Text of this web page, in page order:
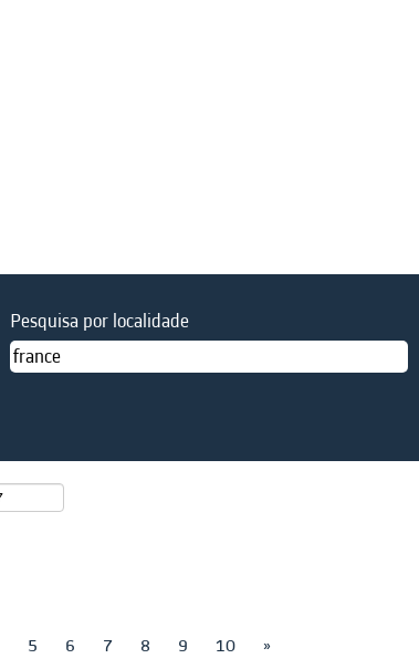
Pesquisa por localidade
5 6 7 8 9 10 »